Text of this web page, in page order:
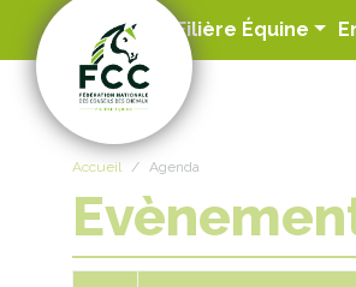
Filière Équine
Accueil Agenda
Panneau de gestion des cookies